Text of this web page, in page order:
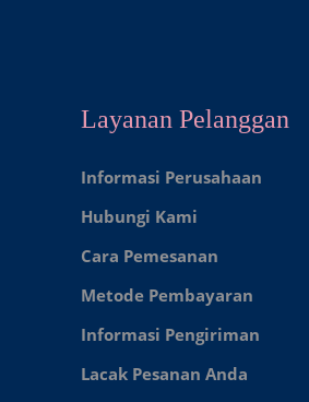
Layanan Pelanggan
Informasi Perusahaan
Hubungi Kami
Cara Pemesanan
Metode Pembayaran
Informasi Pengiriman
Lacak Pesanan Anda